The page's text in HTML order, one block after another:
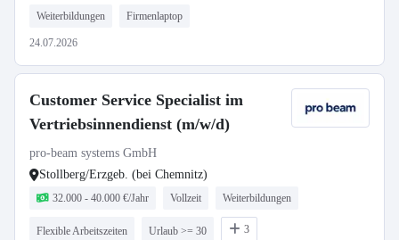
Weiterbildungen Firmenlaptop
24.07.2026
Customer Service Specialist im
Vertriebsinnendienst (m/w/d)
pro-beam systems GmbH
Stollberg/Erzgeb. (bei Chemnitz)
32.000 - 40.000 €/Jahr Vollzeit Weiterbildungen
Flexible Arbeitszeiten Urlaub >= 30 3